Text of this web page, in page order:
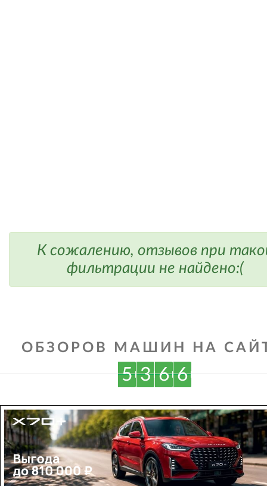
К сожалению, отзывов при
фильтрации не найдено:(
ОБЗОРОВ МАШИН НА
5 3 6 6